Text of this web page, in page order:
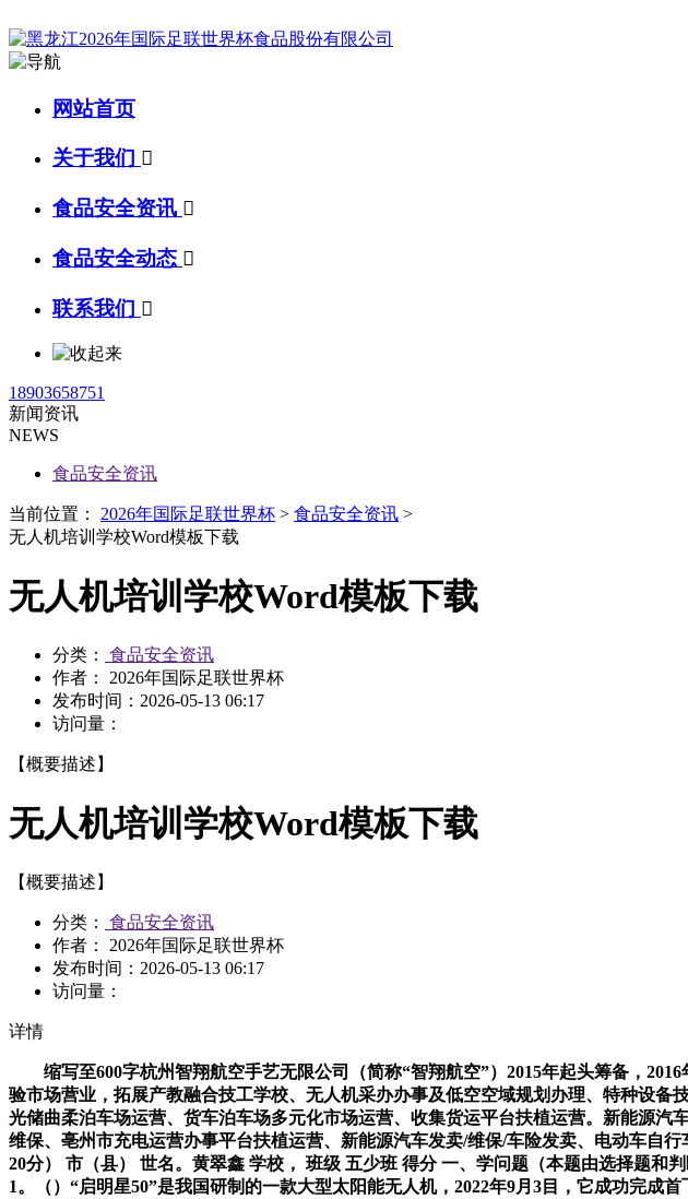
网站首页
关于我们 
食品安全资讯 
食品安全动态 
联系我们 
18903658751
新闻资讯
NEWS
食品安全资讯
当前位置： 2026年国际足联世界杯 > 食品安全资讯 >
无人机培训学校Word模板下载
无人机培训学校Word模板下载
分类：
食品安全资讯
作者： 2026年国际足联世界杯
发布时间： 2026-05-13 06:17
访问量：
【概要描述】
无人机培训学校Word模板下载
【概要描述】
分类：
食品安全资讯
作者： 2026年国际足联世界杯
发布时间： 2026-05-13 06:17
访问量：
详情
缩写至600字杭州智翔航空手艺无限公司（简称“智翔航空”）2015年起头筹备，
验市场营业，拓展产教融合技工学校、无人机采办办事及低空空域规划办理、特种设
光储曲柔泊车场运营、货车泊车场多元化市场运营、收集货运平台扶植运营。新能源汽
维保、亳州市充电运营办事平台扶植运营、新能源汽车发卖/维保/车险发卖、电动车自
20分） 市（县） 世名。黄翠鑫 学校， 班级 五少班 得分 一、学问题（本题由选择题和
1。（）“启明星50”是我国研制的一款大型太阳能无人机，2022年9月3目，它成功完